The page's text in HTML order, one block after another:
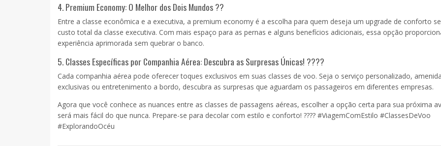
4. Premium Economy: O Melhor dos Dois Mundos ??
Entre a classe econômica e a executiva, a premium economy é a escolha para quem deseja um upgrade de conforto
custo total da classe executiva. Com mais espaço para as pernas e alguns benefícios adicionais, essa opção
experiência aprimorada sem quebrar o banco.
5. Classes Específicas por Companhia Aérea: Descubra as Surpresas Únicas! ????
Cada companhia aérea pode oferecer toques exclusivos em suas classes de voo. Seja o serviço personalizado,
exclusivas ou entretenimento a bordo, descubra as surpresas que aguardam os passageiros em diferentes empresas.
Agora que você conhece as nuances entre as classes de passagens aéreas, escolher a opção certa para sua próxima
será mais fácil do que nunca. Prepare-se para decolar com estilo e conforto! ???? #ViagemComEstilo #ClassesDeVoo
#ExplorandoOcéu